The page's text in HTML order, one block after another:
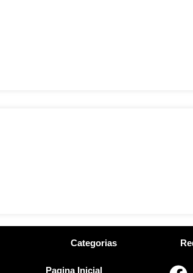
Categorias
Pagina Inicial